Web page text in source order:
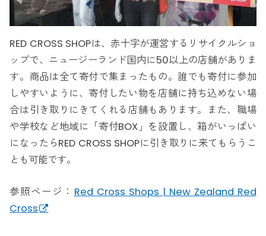
RED CROSS SHOPは、赤十字が運営するリサイクルショ
ップで、ニュージーランド国内に50以上の店舗がありま
す。商品は全て寄付で集まったもの。誰でも寄付に参加
しやすいように、寄付したい物を店舗に持ち込めない場
合は引き取りにきてくれる店舗もあります。また、職場
や学校など地域に「寄付BOX」を設置し、箱がいっぱい
になったらRED CROSS SHOPに引き取りに来てもらうこ
とも可能です。
参照ページ： Red Cross Shops | New Zealand Red
Cross